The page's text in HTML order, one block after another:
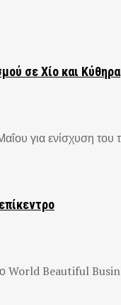
σε Χίο και Κύθηρα
για ενίσχυση του
World Beautiful